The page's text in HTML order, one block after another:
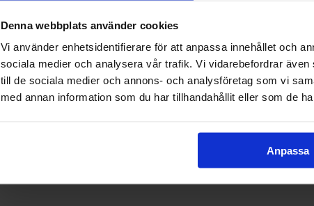
Denna webbplats använder cookies
Vi använder enhetsidentifierare för att anpassa innehållet och
sociala medier och analysera vår trafik. Vi vidarebefordrar
till de sociala medier och annons- och analysföretag som vi
med annan information som du har tillhandahållit eller som de
Anpassa